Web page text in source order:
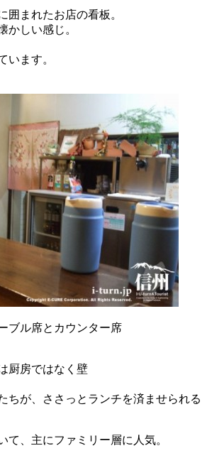
囲まれたお店の看板。
かしい感じ。
います。
ブル席とカウンター席
厨房ではなく壁
ちが、ささっとランチを済ませられる
て、主にファミリー層に人気。